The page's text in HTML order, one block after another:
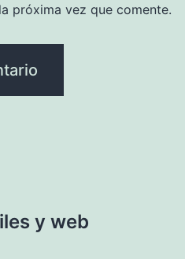
próxima vez que comente.
y web